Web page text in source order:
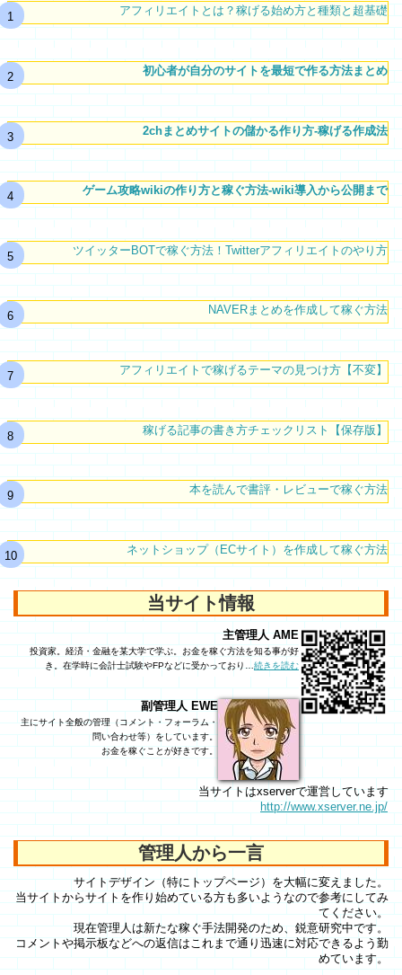
アフィリエイトとは？稼げる始め方と種類と超基礎
初心者が自分のサイトを最短で作る方法まとめ
2chまとめサイトの儲かる作り方-稼げる作成法
ゲーム攻略wikiの作り方と稼ぐ方法-wiki導入から公開まで
ツイッターBOTで稼ぐ方法！Twitterアフィリエイトのやり方
NAVERまとめを作成して稼ぐ方法
アフィリエイトで稼げるテーマの見つけ方【不変】
稼げる記事の書き方チェックリスト【保存版】
本を読んで書評・レビューで稼ぐ方法
ネットショップ（ECサイト）を作成して稼ぐ方法
当サイト情報
主管理人 AME
投資家。経済・金融を某大学で学ぶ。お金を稼ぐ方法を知る事が好
き。在学時に会計士試験やFPなどに受かっており… 続きを読む
副管理人 EWE
主にサイト全般の管理（コメント・フォーラム・
問い合わせ等）をしています。
お金を稼ぐことが好きです。
当サイトはxserverで運営しています
http://www.xserver.ne.jp/
管理人から一言
サイトデザイン（特にトップページ）を大幅に変えました。
当サイトからサイトを作り始めている方も多いようなので参考にしてみ
てください。
現在管理人は新たな稼ぐ手法開発のため、鋭意研究中です。
コメントや掲示板などへの返信はこれまで通り迅速に対応できるよう勤
めています。